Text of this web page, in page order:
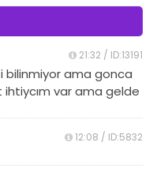
21:32 / ID:13191
bilinmiyor ama gonca
var ama gelde
12:08 / ID:5832